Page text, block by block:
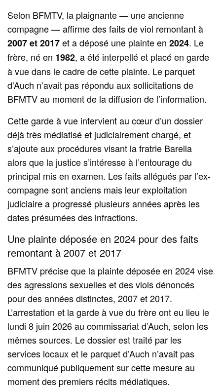
Selon BFMTV, la plaignante — une ancienne
compagne — affirme des faits de viol remontant à
2007 et 2017et a déposé une plainte en2024. Le
frère, né en 1982, a été interpellé et placé en garde
à vue dans le cadre de cette plainte. Le parquet
d’Auch n’avait pas répondu aux sollicitations de
BFMTV au moment de la diffusion de l’information.
Cette garde à vue intervient au cœur d’un dossier
déjà très médiatisé et judiciaire­ment chargé, et
s’ajoute aux procédures visant la fratrie Barella
alors que la justice s’intéresse à l’entourage du
principal mis en examen. Les faits allégués par l’ex-
compagne sont anciens mais leur exploitation
judiciaire a progressé plusieurs années après les
dates présumées des infractions.
Une plainte déposée en 2024 pour des faits
remontant à 2007 et 2017
BFMTV précise que la plainte déposée en 2024 vise
des agressions sexuelles et des viols dénoncés
pour des années distinctes, 2007 et 2017.
L’arrestation et la garde à vue du frère ont eu lieu le
lundi 8 juin 2026 au commissariat d’Auch, selon les
mêmes sources. Le dossier est traité par les
services locaux et le parquet d’Auch n’avait pas
communiqué publiquement sur cette mesure au
moment des premiers récits médiatiques.